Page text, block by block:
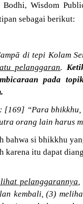
Wisdom
sebagai berikut:
di tepi Kolam
pelanggaran.
pada
[169] “Para
orang lain harus
si bhikkhu
karena itu dapat
pelanggarannya,
kembali, (3)